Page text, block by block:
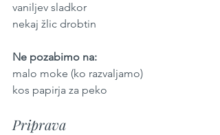
vaniljev sladkor
nekaj žlic drobtin
Ne pozabimo na:
malo moke (ko razvaljamo)
kos papirja za peko
Priprava